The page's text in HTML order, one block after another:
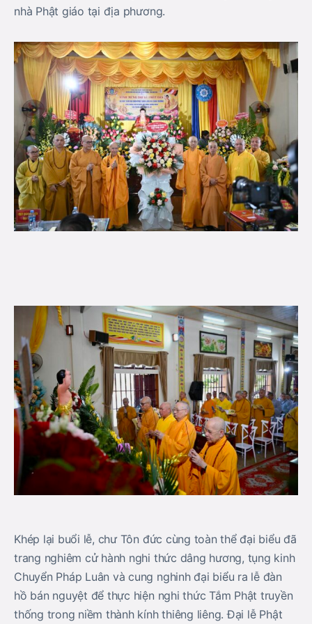
nhà Phật giáo tại địa phương.
Khép lại buổi lễ, chư Tôn đức cùng toàn thể đại biểu đã
trang nghiêm cử hành nghi thức dâng hương, tụng kinh
Chuyển Pháp Luân và cung nghinh đại biểu ra lễ đàn
hồ bán nguyệt để thực hiện nghi thức Tắm Phật truyền
thống trong niềm thành kính thiêng liêng. Đại lễ Phật